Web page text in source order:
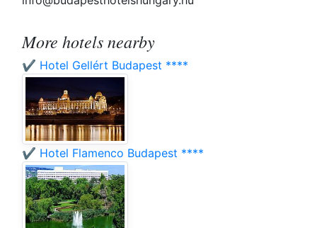
More hotels nearby
✔️ Hotel Gellért Budapest ****
✔️ Hotel Flamenco Budapest ****